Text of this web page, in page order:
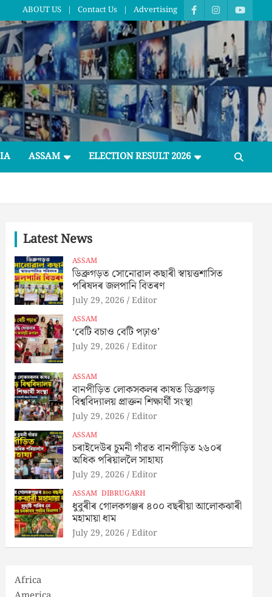
ABOUT US Contact Us Advertising
ASSAM ELECTION RESULT 2026
Latest News
ASSAM
ডিব্ৰুগড়ত সোনোৱাল কছাৰী স্বায়ত্তশাসিত
পৰিষদৰ জলপানি বিতৰণ
July 29, 2026 Editor
ASSAM
‘বেটি বচাও বেটি পঢ়াও’
July 29, 2026 Editor
ASSAM
বানপীড়িত লোকসকলৰ কাষত ডিব্ৰুগড়
বিশ্ববিদ্যালয় প্ৰাক্তন শিক্ষাৰ্থী সংস্থা
July 29, 2026 Editor
ASSAM
চৰাইদেউৰ চুমনী গাঁৱত বানপীড়িত ২৬০ৰ
অধিক পৰিয়াললৈ সাহায্য
July 29, 2026 Editor
ASSAM DIBRUGARH
ধুবুৰীৰ গোলকগঞ্জৰ ৪০০ বছৰীয়া আলোকঝাৰী
মহামায়া ধাম
July 29, 2026 Editor
Africa